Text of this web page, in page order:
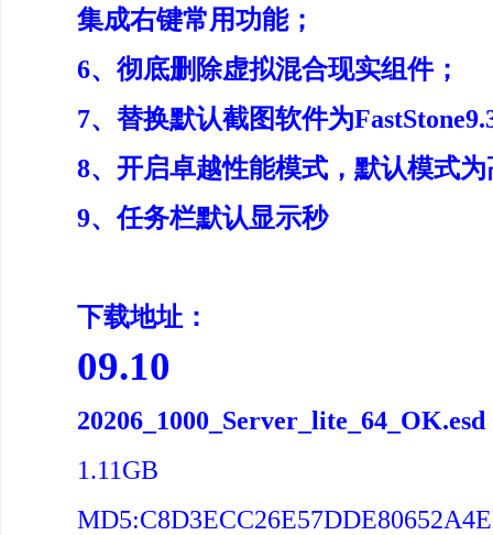
集成右键常用功能；
6、彻底删除虚拟混合现实组件；
7、替换默认截图软件为
8、开启卓越性能模式，默认模式
9、任务栏默认显示秒
下载地址：
09.10
20206_1000_Server_lite_64_OK.esd
1.11GB